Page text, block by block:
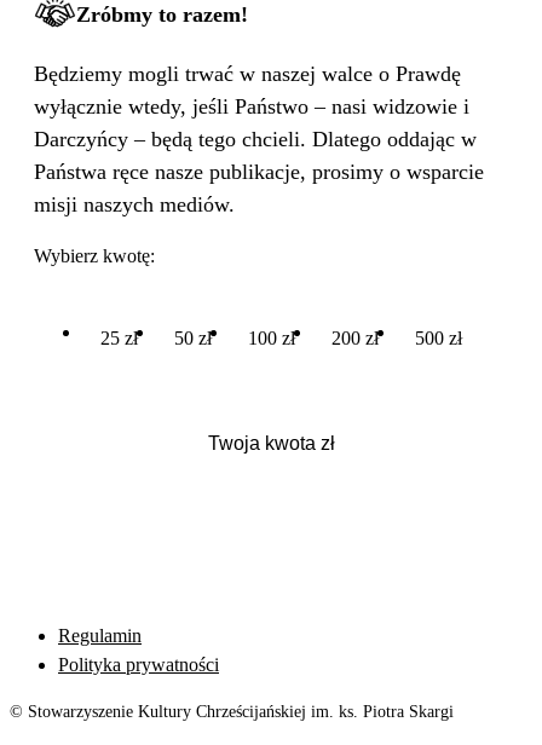
Zróbmy to razem!
Będziemy mogli trwać w naszej walce o Prawdę
wyłącznie wtedy, jeśli Państwo – nasi widzowie i
Darczyńcy – będą tego chcieli. Dlatego oddając w
Państwa ręce nasze publikacje, prosimy o wsparcie
misji naszych mediów.
Wybierz kwotę:
25 zł 50 zł 100 zł 200 zł 500 zł
Regulamin
Polityka prywatności
© Stowarzyszenie Kultury Chrześcijańskiej im. ks. Piotra Skargi